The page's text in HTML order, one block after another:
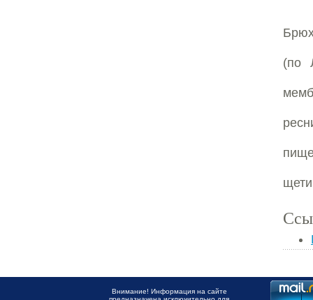
(по
Внимание! Информация на сайте